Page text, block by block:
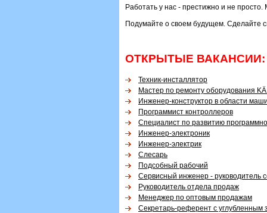
Работать у нас - престижно и не
Подумайте о своем будущем. Сделайте
ОТКРЫТЫЕ ВАКАНСИИ:
Техник-инсталлятор
Мастер по ремонту оборудования
Инженер-конструктор в области
Программист контроллеров
Специалист по развитию
Инженер-электроник
Инженер-электрик
Слесарь
Подсобный рабочий
Сервисный инженер - руководитель
Руководитель отдела продаж
Менеджер по оптовым продажам
Секретарь-референт с углубленным